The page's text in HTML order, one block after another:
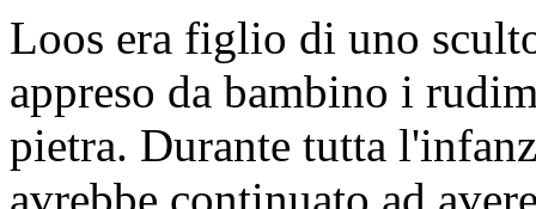
Loos era figlio di uno
appreso da bambino i
pietra. Durante tutta